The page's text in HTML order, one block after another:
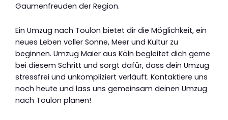
Gaumenfreuden der Region.
Ein Umzug nach Toulon bietet dir die Möglichkeit, ein
neues Leben voller Sonne, Meer und Kultur zu
beginnen. Umzug Maier aus Köln begleitet dich gerne
bei diesem Schritt und sorgt dafür, dass dein Umzug
stressfrei und unkompliziert verläuft. Kontaktiere uns
noch heute und lass uns gemeinsam deinen Umzug
nach Toulon planen!